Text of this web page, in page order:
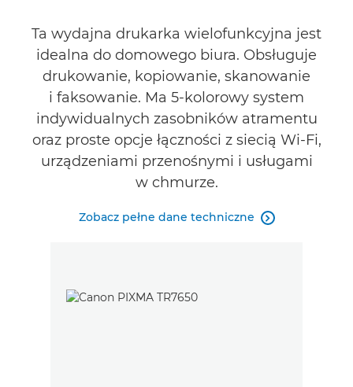
Pomoc techniczna
KUP ATRAMENT
Ta wydajna drukarka wielofunkcyjna jest
idealna do domowego biura. Obsługuje
drukowanie, kopiowanie, skanowanie
i faksowanie. Ma 5-kolorowy system
indywidualnych zasobników atramentu
oraz proste opcje łączności z siecią Wi-Fi,
urządzeniami przenośnymi i usługami
w chmurze.
Zobacz pełne dane techniczne 